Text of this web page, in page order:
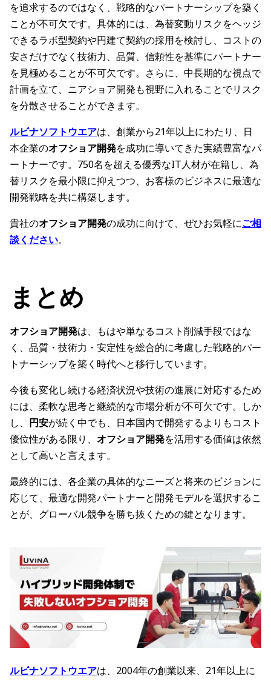
を追求するのではなく、戦略的なパートナーシップを築く
ことが不可欠です。具体的には、為替変動リスクをヘッジ
できるラボ型契約や円建て契約の採用を検討し、コストの
安さだけでなく技術力、品質、信頼性を基準にパートナー
を見極めることが不可欠です。さらに、中長期的な視点で
計画を立て、ニアショア開発も視野に入れることでリスク
を分散させることができます。
ルビナソフトウエアは、創業から21年以上にわたり、日
本企業のオフショア開発を成功に導いてきた実績豊富なパ
ートナーです。750名を超える優秀なIT人材が在籍し、為
替リスクを最小限に抑えつつ、お客様のビジネスに最適な
開発戦略を共に構築します。
貴社のオフショア開発の成功に向けて、ぜひお気軽にご相
談ください。
まとめ
オフショア開発は、もはや単なるコスト削減手段ではな
く、品質・技術力・安定性を総合的に考慮した戦略的パー
トナーシップを築く時代へと移行しています。
今後も変化し続ける経済状況や技術の進展に対応するため
には、柔軟な思考と継続的な市場分析が不可欠です。しか
し、 円安が続く中でも、日本国内で開発するよりもコスト
優位性がある限り、 オフショア開発を活用する価値は依然
として高いと言えます。
最終的には、各企業の具体的なニーズと将来のビジョンに
応じて、最適な開発パートナーと開発モデルを選択するこ
とが、グローバル競争を勝ち抜くための鍵となります。
ルビナソフトウエアは、2004年の創業以来、21年以上に